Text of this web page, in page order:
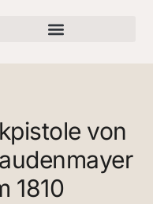
von
1810